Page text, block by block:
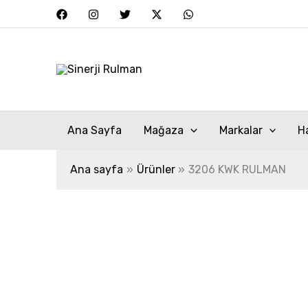
atla
Ana Sayfa Mağaza Markalar
Ana sayfa Ürünler 3206 KWK RULMAN